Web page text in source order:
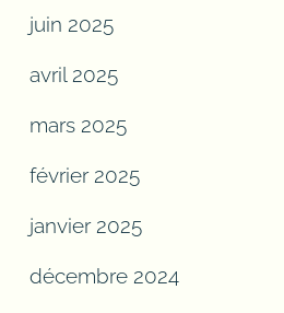
juin 2025
avril 2025
mars 2025
février 2025
janvier 2025
décembre 2024